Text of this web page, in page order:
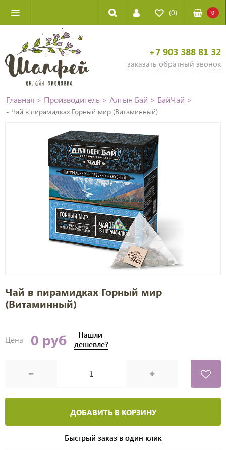
(0) 0
+7 903 388 81 32
заказать обратный звонок
Главная > Производитель > Алтын Бай > БайЧай >
- Чай в пирамидках Горный мир (Витаминный)
Чай в пирамидках Горный мир
(Витаминный)
Цена 0 руб
Нашли
дешевле?
ДОБАВИТЬ В КОРЗИНУ
Быстрый заказ в один клик